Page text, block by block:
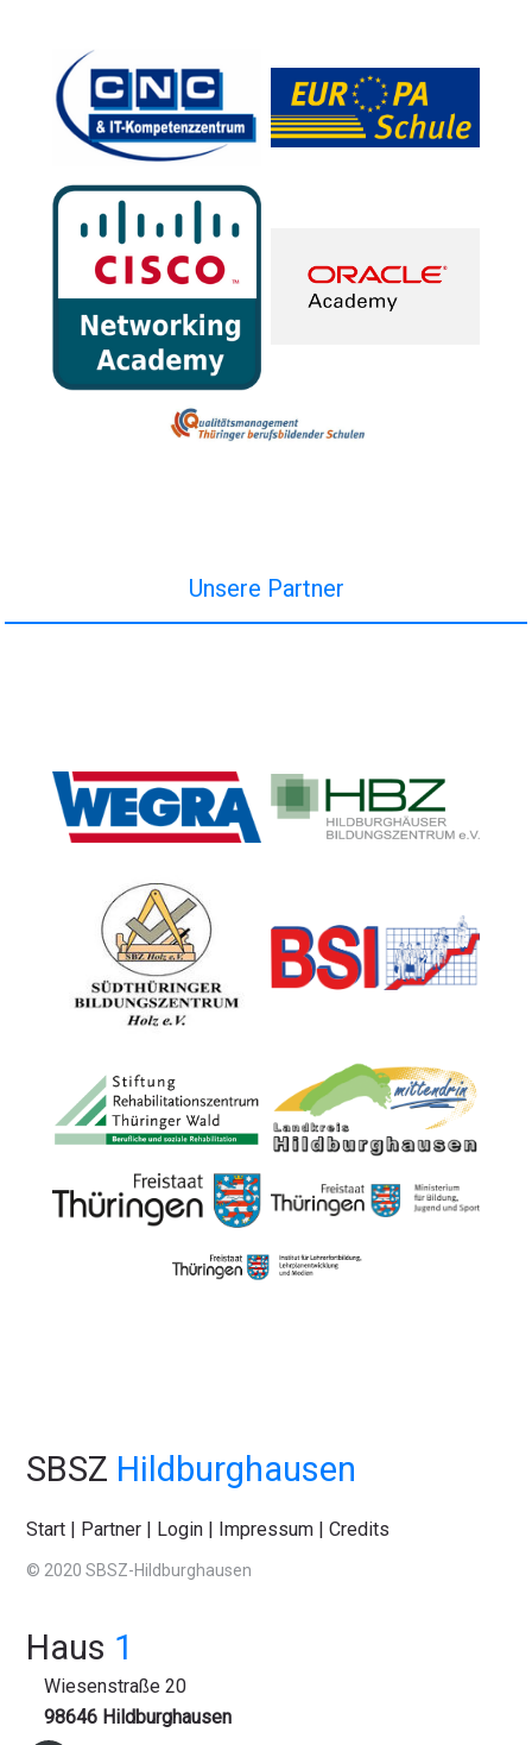
Unsere Partner
SBSZ Hildburghausen
Start Partner Login Impressum |Credits
© 2020 SBSZ-Hildburghausen
Haus 1
Wiesenstraße 20
98646 Hildburghausen